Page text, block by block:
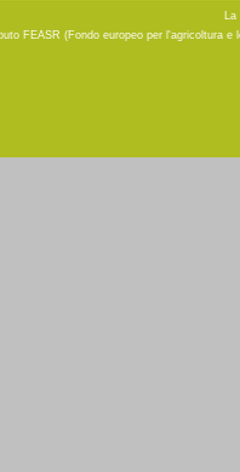
La
FEASR (Fondo europeo per l'agricoltura